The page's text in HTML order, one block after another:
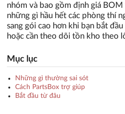
nhóm và bao gồm định giá BOM
những gì hầu hết các phòng thí
sang gói cao hơn khi bạn bắt
hoặc cần theo dõi tồn kho theo
Mục lục
Những gì thường sai sót
Cách PartsBox trợ giúp
Bắt đầu từ đâu